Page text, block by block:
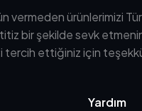
vermeden ürünlerimizi
titiz bir şekilde sevk
tercih ettiğiniz için
Yardım